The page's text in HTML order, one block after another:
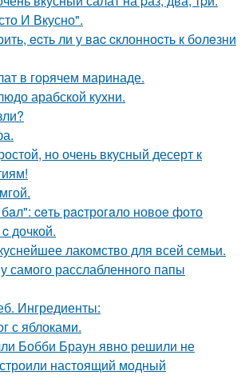
И Вкусно".
ecть ли у вac cклонноcть к болeзни
в гоpячем маринаде.
арабской кухни.
но очень вкусный десерт к
ceть рacтрогaло новоe фото
дочкой.
лакомство для всей семьи.
самого расслабленного папы
Ингредиенты:
с яблоками.
Бобби Браун явно решили не
настоящий модный